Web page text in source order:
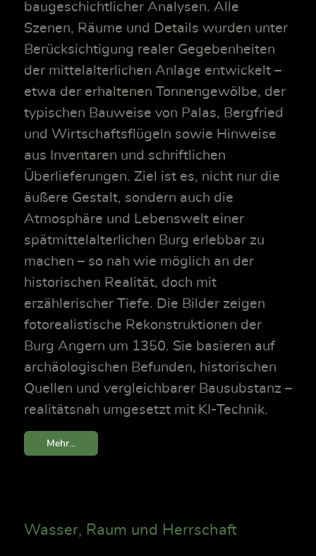
baugeschichtlicher Analysen. Alle
Szenen, Räume und Details wurden unter
Berücksichtigung realer Gegebenheiten
der mittelalterlichen Anlage entwickelt –
etwa der erhaltenen Tonnengewölbe, der
typischen Bauweise von Palas, Bergfried
und Wirtschaftsflügeln sowie Hinweise
aus Inventaren und schriftlichen
Überlieferungen. Ziel ist es, nicht nur die
äußere Gestalt, sondern auch die
Atmosphäre und Lebenswelt einer
spätmittelalterlichen Burg erlebbar zu
machen – so nah wie möglich an der
historischen Realität, doch mit
erzählerischer Tiefe. Die Bilder zeigen
fotorealistische Rekonstruktionen der
Burg Angern um 1350. Sie basieren auf
archäologischen Befunden, historischen
Quellen und vergleichbarer Bausubstanz –
realitätsnah umgesetzt mit KI-Technik.
Mehr...
Wasser, Raum und Herrschaft